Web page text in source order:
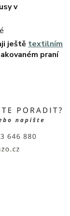
v
ještě textilním
praní